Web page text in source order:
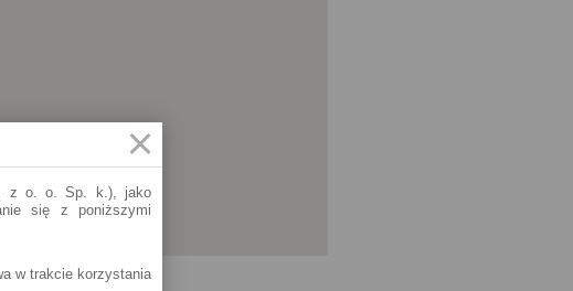
z o. o. Sp. k.), jako
się z poniższymi
w trakcie korzystania